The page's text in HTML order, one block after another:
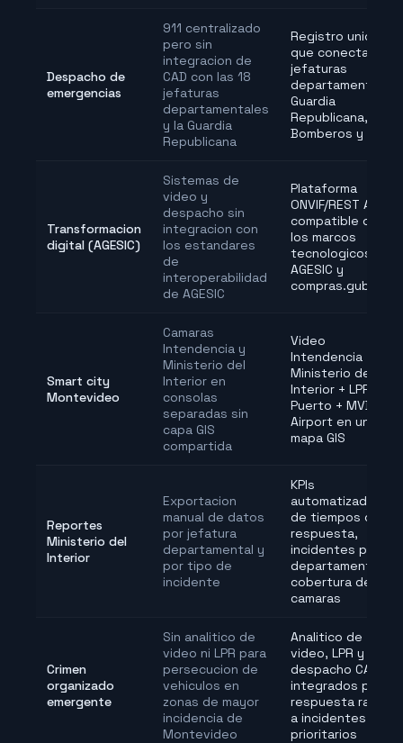
Despacho de
emergencias
911 centralizado
pero sin
integracion de
CAD con las 18
jefaturas
departamentales
y la Guardia
Republicana
Registro unico
que conecta 911,
jefaturas
departamentales,
Guardia
Republicana,
Bomberos y SIATE
Transformacion
digital (AGESIC)
Sistemas de
video y
despacho sin
integracion con
los estandares
de
interoperabilidad
de AGESIC
Plataforma
ONVIF/REST API
compatible con
los marcos
tecnologicos de
AGESIC y
compras.gub.uy
Smart city
Montevideo
Camaras
Intendencia y
Ministerio del
Interior en
consolas
separadas sin
capa GIS
compartida
Video
Intendencia +
Ministerio del
Interior + LPR
Puerto + MVD
Airport en un solo
mapa GIS
Reportes
Ministerio del
Interior
Exportacion
manual de datos
por jefatura
departamental y
por tipo de
incidente
KPIs
automatizados
de tiempos de
respuesta,
incidentes por
departamento y
cobertura de
camaras
Crimen
organizado
emergente
Sin analitico de
video ni LPR para
persecucion de
vehiculos en
zonas de mayor
incidencia de
Montevideo
Analitico de
video, LPR y
despacho CAD
integrados para
respuesta rapida
a incidentes
prioritarios